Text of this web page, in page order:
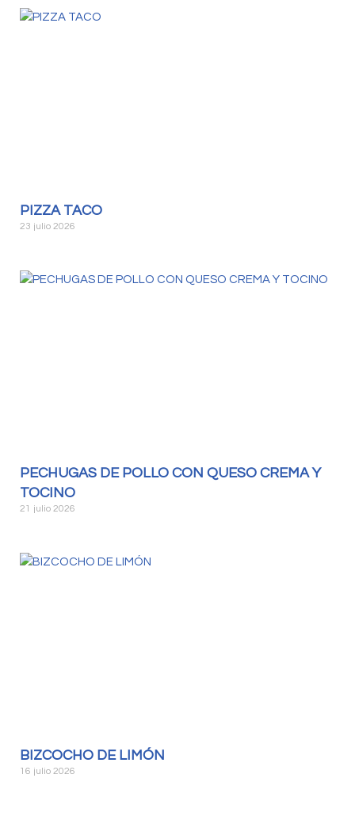
PIZZA TACO
23 julio 2026
PECHUGAS DE POLLO CON QUESO CREMA Y
TOCINO
21 julio 2026
BIZCOCHO DE LIMÓN
16 julio 2026